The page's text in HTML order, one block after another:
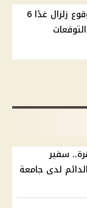
البحوث الفلكية تحسم مزاعم وقوع زلزال غدًا 6
سفير
لدى جامعة